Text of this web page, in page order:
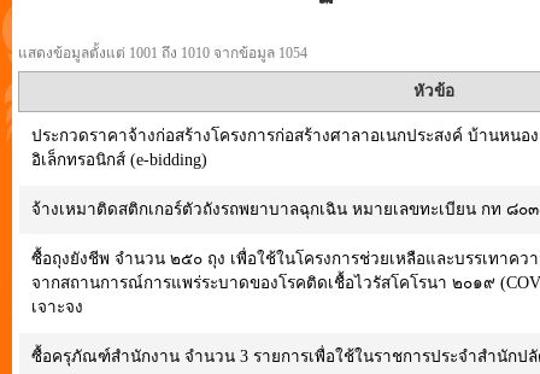
แสดงข้อมูลตั้งแต่ 1001 ถึง 1010 จากข้อมูล 1054
หัวข้อ
ประกวดราคาจ้างก่อสร้างโครงการก่อสร้างศาลาอเนกประสงค์ บ้านหน
อิเล็กทรอนิกส์ (e-bidding)
จ้างเหมาติดสติกเกอร์ตัวถังรถพยาบาลฉุกเฉิน หมายเลขทะเบียน กท ๘๐
ซื้อถุงยังชีพ จำนวน ๒๕๐ ถุง เพื่อใช้ในโครงการช่วยเหลือและบรรเทาค
จากสถานการณ์การแพร่ระบาดของโรคติดเชื้อไวรัสโคโรนา ๒๐๑๙
เจาะจง
ซื้อครุภัณฑ์สำนักงาน จำนวน 3 รายการเพื่อใช้ในราชการประจำสำนักปลั